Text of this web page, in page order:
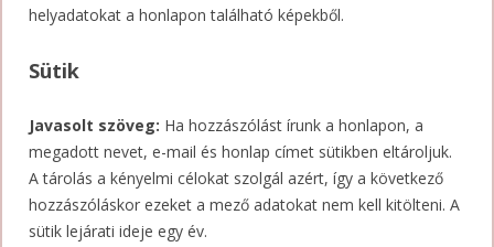
helyadatokat a honlapon található képekből.
Sütik
Javasolt szöveg: Ha hozzászólást írunk a honlapon, a
megadott nevet, e-mail és honlap címet sütikben eltároljuk.
A tárolás a kényelmi célokat szolgál azért, így a következő
hozzászóláskor ezeket a mező adatokat nem kell kitölteni. A
sütik lejárati ideje egy év.